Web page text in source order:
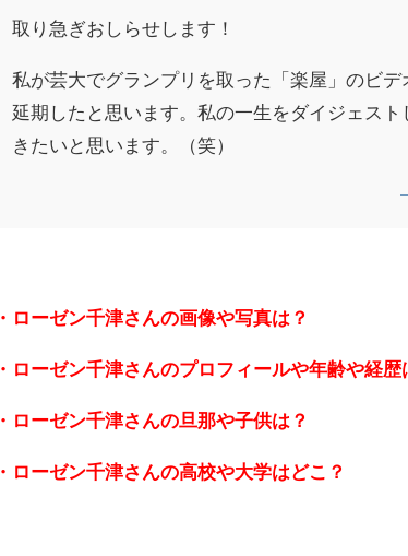
取り急ぎおしらせします！
私が芸大でグランプリを取った「楽屋」のビ
延期したと思います。私の一生をダイジェス
きたいと思います。（笑）
・ローゼン千津さんの画像や写真は？
・ローゼン千津さんのプロフィールや年齢や経歴
・ローゼン千津さんの旦那や子供は？
・ローゼン千津さんの高校や大学はどこ？